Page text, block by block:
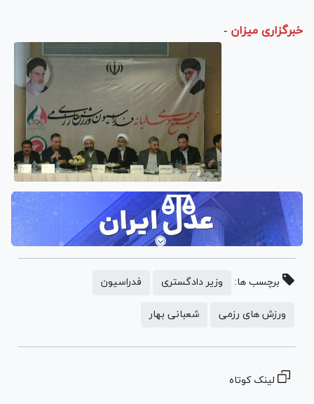
خبرگزاری میزان -
برچسب ها: وزیر دادگستری فدراسیون
ورزش های رزمی شعبانی بهار
لینک کوتاه